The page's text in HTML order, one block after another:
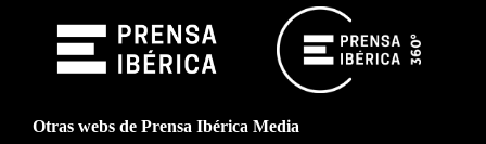
Otras webs de Prensa Ibérica Media